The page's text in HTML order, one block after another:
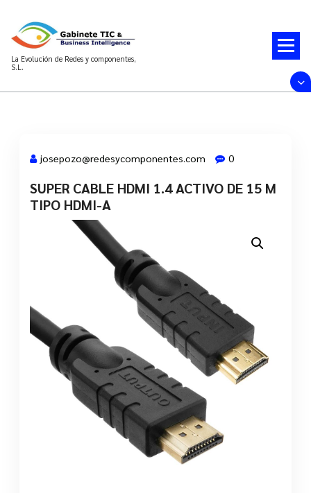
contenido
La Evolución de Redes y componentes,
S.L.
28 Mar, 2022
josepozo@redesycomponentes.com 0
SUPER CABLE HDMI 1.4 ACTIVO DE 15 M
TIPO HDMI-A